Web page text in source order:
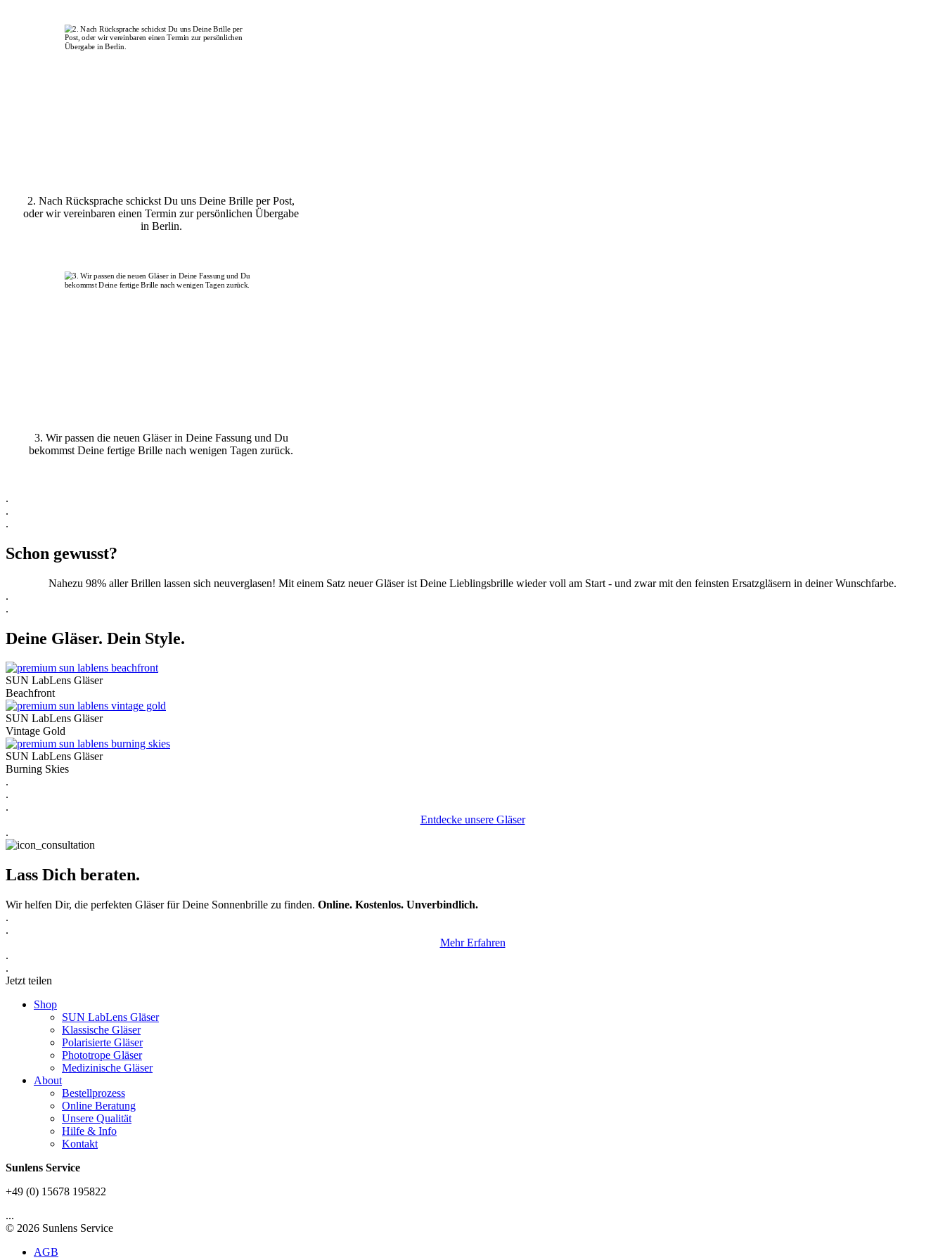
2. Nach Rücksprache schickst Du uns Deine Brille per Post,
oder wir vereinbaren einen Termin zur persönlichen Übergabe
in Berlin.
3. Wir passen die neuen Gläser in Deine Fassung und Du
bekommst Deine fertige Brille nach wenigen Tagen zurück.
.
.
.
Schon gewusst?
Nahezu 98% aller Brillen lassen sich neuverglasen! Mit einem Satz neuer Gläser ist Deine Lieblingsbrille wieder voll am Start - und zwar mit den feinsten Ersatzgläsern in deiner Wunschfarbe.
.
.
Deine Gläser. Dein Style.
SUN LabLens Gläser
Beachfront
SUN LabLens Gläser
Vintage Gold
SUN LabLens Gläser
Burning Skies
.
.
.
Entdecke unsere Gläser
.
Lass Dich beraten.
Wir helfen Dir, die perfekten Gläser für Deine Sonnenbrille zu finden. Online. Kostenlos. Unverbindlich.
.
.
Mehr Erfahren
.
.
Jetzt teilen
Shop
SUN LabLens Gläser
Klassische Gläser
Polarisierte Gläser
Phototrope Gläser
Medizinische Gläser
About
Bestellprozess
Online Beratung
Unsere Qualität
Hilfe & Info
Kontakt
Sunlens Service
+49 (0) 15678 195822
...
© 2026 Sunlens Service
AGB